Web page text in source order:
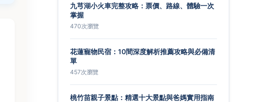
九芎湖小火車完整攻略：票價、路線、體驗一次
掌握
470次瀏覽
花蓮寵物民宿：10間深度解析推薦攻略與必備清
單
457次瀏覽
桃竹苗親子景點：精選十大景點與爸媽實用指南